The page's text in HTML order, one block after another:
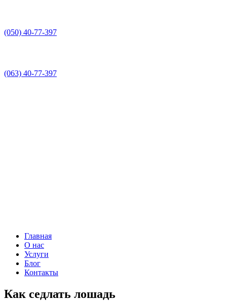
(050) 40-77-397
(063) 40-77-397
Главная
О нас
Услуги
Блог
Контакты
Как седлать лошадь